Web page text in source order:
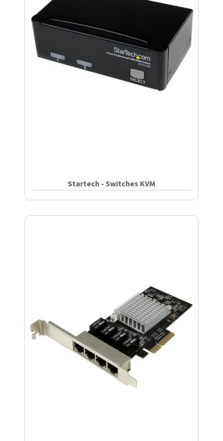
Startech - Switches KVM